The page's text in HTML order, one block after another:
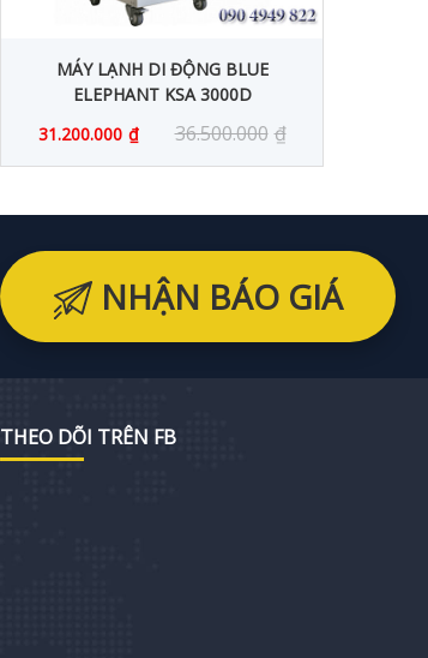
MÁY LẠNH DI ĐỘNG BLUE
ELEPHANT KSA 3000D
31.200.000 ₫ 36.500.000 ₫
NHẬN BÁO GIÁ
THEO DÕI TRÊN FB